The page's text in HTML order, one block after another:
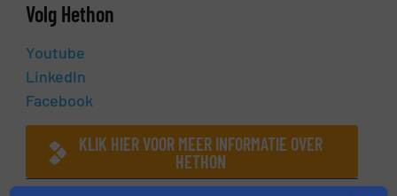
Volg Hethon
Youtube
LinkedIn
Facebook
KLIK HIER VOOR MEER INFORMATIE OVER
HETHON